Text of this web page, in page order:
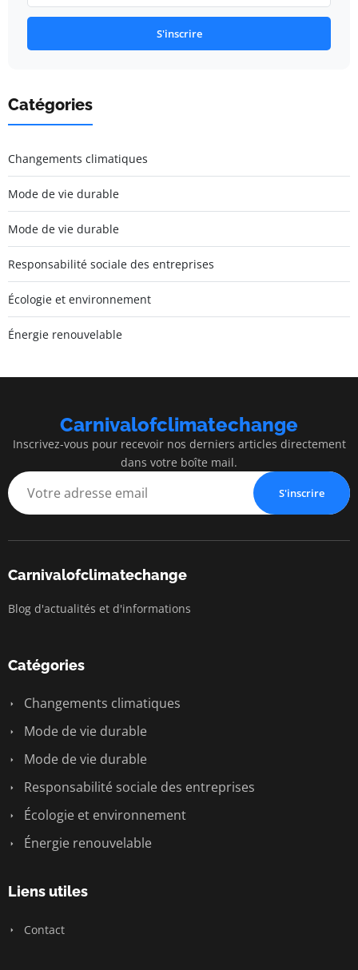
S'inscrire
Catégories
Changements climatiques
Mode de vie durable
Mode de vie durable
Responsabilité sociale des entreprises
Écologie et environnement
Énergie renouvelable
Carnivalofclimatechange
Inscrivez-vous pour recevoir nos derniers articles directement
dans votre boîte mail.
S'inscrire
Carnivalofclimatechange
Blog d'actualités et d'informations
Catégories
Changements climatiques
Mode de vie durable
Mode de vie durable
Responsabilité sociale des entreprises
Écologie et environnement
Énergie renouvelable
Liens utiles
Contact